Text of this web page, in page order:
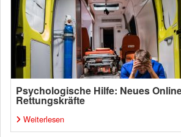
Psychologische Hilfe: Neues
Rettungskräfte
Weiterlesen